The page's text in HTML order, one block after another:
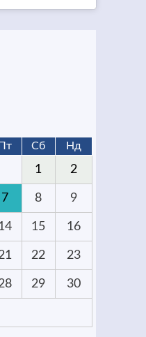
Пт Сб Нд
1 2
7 8 9
15 16
22 23
29 30